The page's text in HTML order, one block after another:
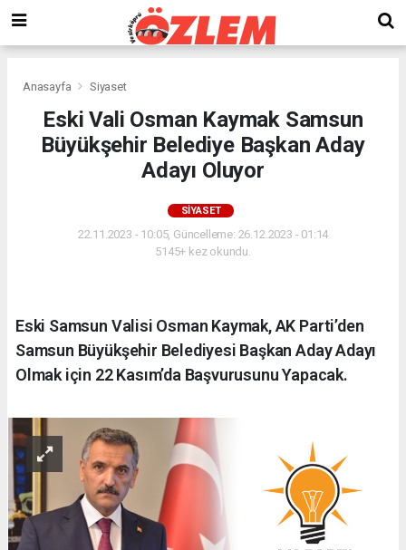
Anasayfa Siyaset
Eski Vali Osman Kaymak Samsun
Büyükşehir Belediye Başkan Aday
Adayı Oluyor
SIYASET
22.11.2023 - 10:05, Güncelleme: 26.12.2023 - 01:14
5145+ kez okundu.
Eski Samsun Valisi Osman Kaymak, AK Parti’den
Samsun Büyükşehir Belediyesi Başkan Aday Adayı
Olmak için 22 Kasım’da Başvurusunu Yapacak.